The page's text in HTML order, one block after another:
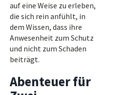
auf eine Weise zu erleben,
die sich rein anfühlt, in
dem Wissen, dass ihre
Anwesenheit zum Schutz
und nicht zum Schaden
beiträgt.
Abenteuer für